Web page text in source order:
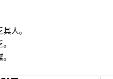
人。